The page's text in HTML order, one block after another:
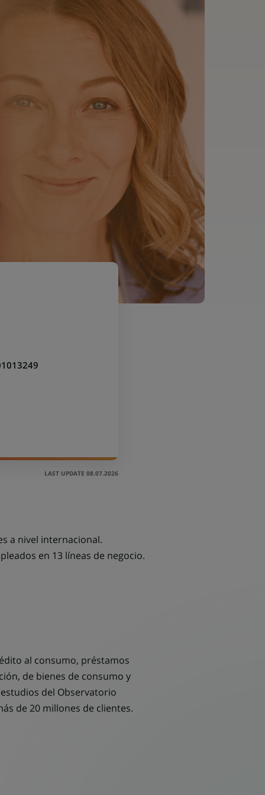
LAST UPDATE 08.07.2026
a nivel internacional.
en 13 líneas de negocio.
al consumo, préstamos
de bienes de consumo y
del Observatorio
de 20 millones de clientes.